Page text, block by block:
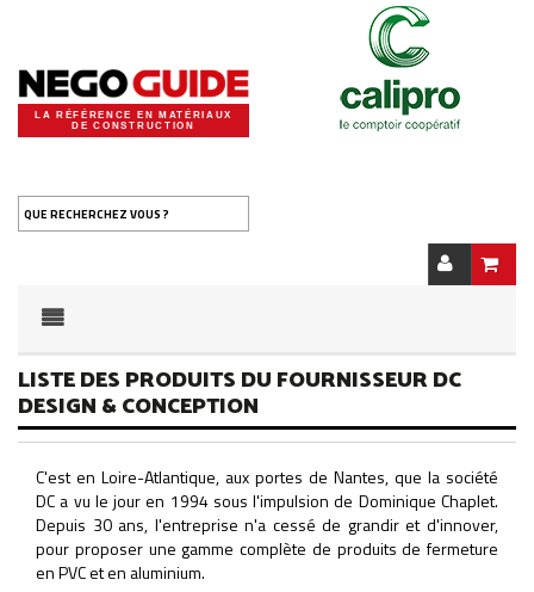
LA RÉFÉRENCE EN MATÉRIAUX
DE CONSTRUCTION
QUE RECHERCHEZ VOUS ?
LISTE DES PRODUITS DU FOURNISSEUR DC
DESIGN & CONCEPTION
C'est en Loire-Atlantique, aux portes de Nantes, que la société
DC a vu le jour en 1994 sous l'impulsion de Dominique Chaplet.
Depuis 30 ans, l'entreprise n'a cessé de grandir et d'innover,
pour proposer une gamme complète de produits de fermeture
en PVC et en aluminium.